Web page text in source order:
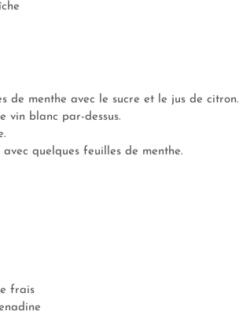
de menthe avec le sucre et le jus de citron.
vin blanc par-dessus.
quelques feuilles de menthe.
frais